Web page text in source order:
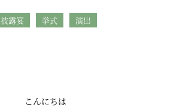
披露宴 挙式 演出
こんにちは